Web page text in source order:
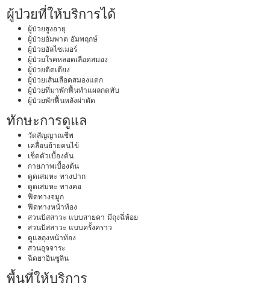
ผู้ป่วยที่ให้บริการได้
ผู้ป่วยสูงอายุ
ผู้ป่วยอัมพาต อัมพฤกษ์
ผู้ป่วยอัลไซเมอร์
ผู้ป่วยโรคหลอดเลือดสมอง
ผู้ป่วยติดเตียง
ผู้ป่วยเส้นเลือดสมองแตก
ผู้ป่วยที่มาพักฟื้นทำแผลกดทับ
ผู้ป่วยพักฟื้นหลังผ่าตัด
ทักษะการดูแล
วัดสัญญาณชีพ
เคลื่อนย้ายคนไข้
เช็ดตัวเบื้องต้น
กายภาพเบื้องต้น
ดูดเสมหะ ทางปาก
ดูดเสมหะ ทางคอ
ฟีดทางจมูก
ฟีดทางหน้าท้อง
สวนปัสสาวะ แบบสายคา มีถุงฉี่ห้อย
สวนปัสสาวะ แบบครั้งคราว
ดูแลถุงหน้าท้อง
สวนอุจจาระ
ฉีดยาอินซูลิน
พื้นที่ให้บริการ